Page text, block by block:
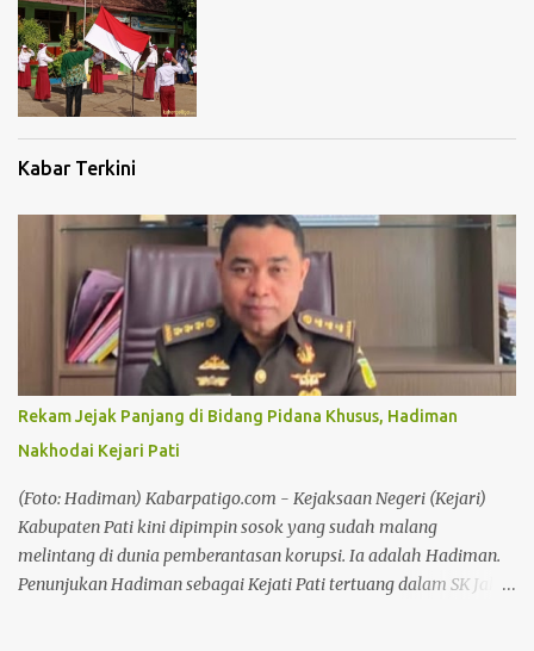
Kabar Terkini
Rekam Jejak Panjang di Bidang Pidana Khusus, Hadiman
Nakhodai Kejari Pati
(Foto: Hadiman) Kabarpatigo.com - Kejaksaan Negeri (Kejari)
Kabupaten Pati kini dipimpin sosok yang sudah malang
melintang di dunia pemberantasan korupsi. Ia adalah Hadiman.
Penunjukan Hadiman sebagai Kejati Pati tertuang dalam SK Jaksa